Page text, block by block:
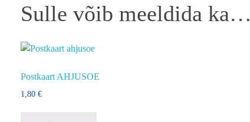
Sulle võib meeldida ka…
Postkaart AHJUSOE
1,80 €